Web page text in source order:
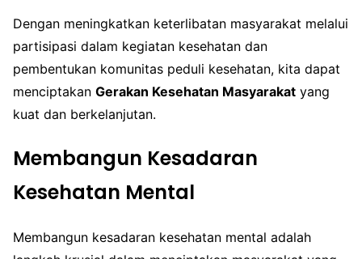
Dengan meningkatkan keterlibatan masyarakat melalui
partisipasi dalam kegiatan kesehatan dan
pembentukan komunitas peduli kesehatan, kita dapat
menciptakan Gerakan Kesehatan Masyarakat yang
kuat dan berkelanjutan.
Membangun Kesadaran
Kesehatan Mental
Membangun kesadaran kesehatan mental adalah